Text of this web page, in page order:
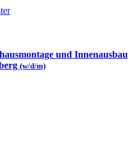
und Innenausbau
(w/d/m)